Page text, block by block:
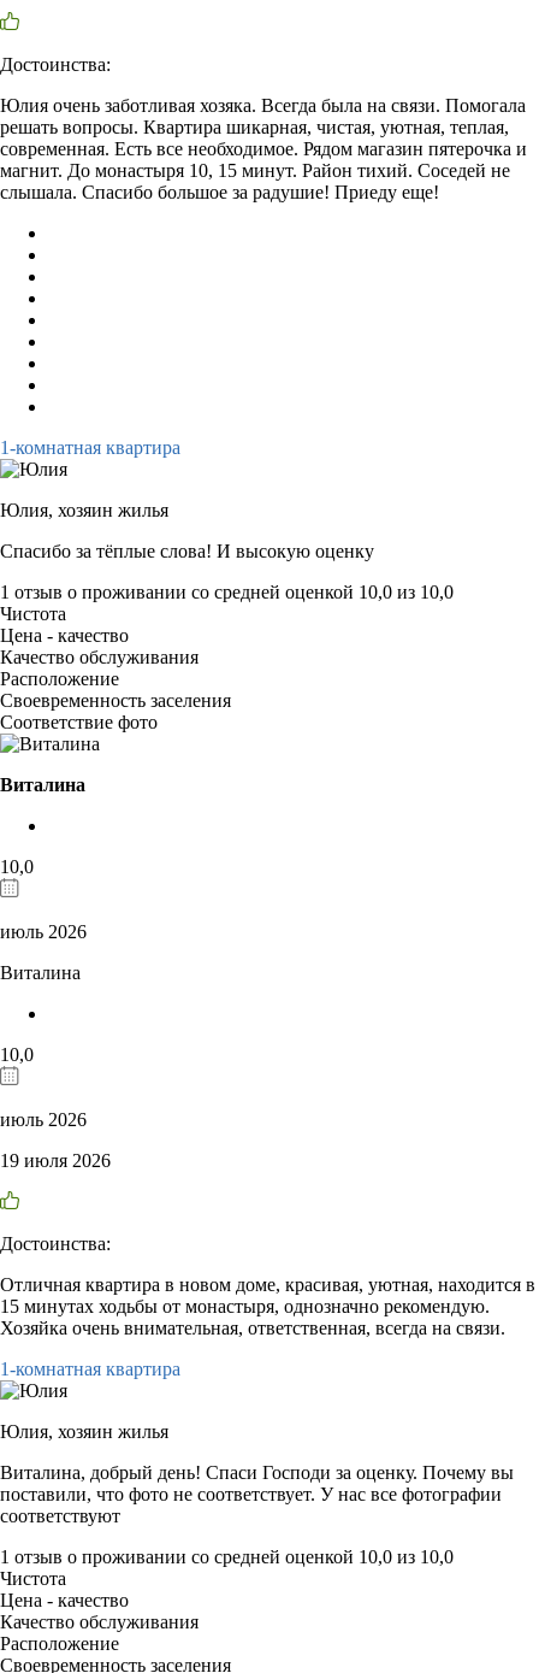
Достоинства:
Юлия очень заботливая хозяка. Всегда была на связи. Помогала
решать вопросы. Квартира шикарная, чистая, уютная, теплая,
современная. Есть все необходимое. Рядом магазин пятерочка и
магнит. До монастыря 10, 15 минут. Район тихий. Соседей не
слышала. Спасибо большое за радушие! Приеду еще!
1-комнатная квартира
Юлия, хозяин жилья
Спасибо за тёплые слова! И высокую оценку
1 отзыв о проживании со средней оценкой 10,0 из 10,0
Чистота
Цена - качество
Качество обслуживания
Расположение
Своевременность заселения
Соответствие фото
Виталина
10,0
июль 2026
Виталина
10,0
июль 2026
19 июля 2026
Достоинства:
Отличная квартира в новом доме, красивая, уютная, находится в
15 минутах ходьбы от монастыря, однозначно рекомендую.
Хозяйка очень внимательная, ответственная, всегда на связи.
1-комнатная квартира
Юлия, хозяин жилья
Виталина, добрый день! Спаси Господи за оценку. Почему вы
поставили, что фото не соответствует. У нас все фотографии
соответствуют
1 отзыв о проживании со средней оценкой 10,0 из 10,0
Чистота
Цена - качество
Качество обслуживания
Расположение
Своевременность заселения